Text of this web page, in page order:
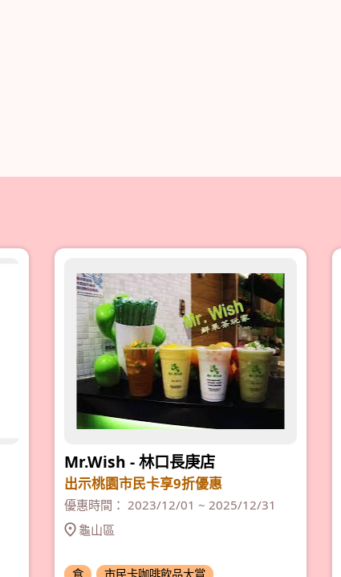
Mr.Wish - 林口長庚店
出示桃園市民卡享9折優惠
優惠時間： 2023/12/01 ~ 2025/12/31
龜山區